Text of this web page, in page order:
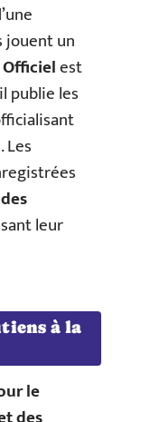
jouent un
est
publie les
leur
à la
le